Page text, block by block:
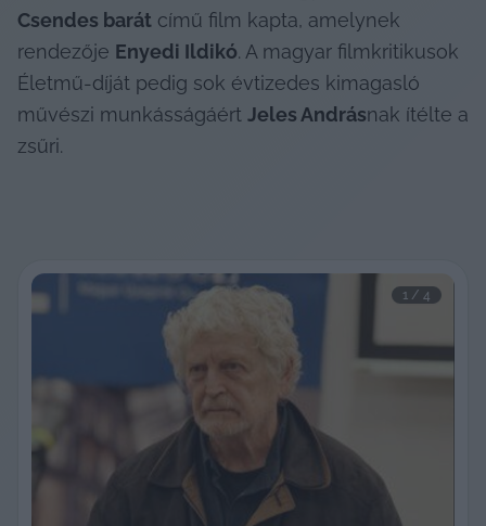
Csendes barát című film kapta, amelynek
rendezője Enyedi Ildikó. A magyar filmkritikusok
Életmű-díját pedig sok évtizedes kimagasló
művészi munkásságáért Jeles Andrásnak ítélte a
zsűri.
1 / 4